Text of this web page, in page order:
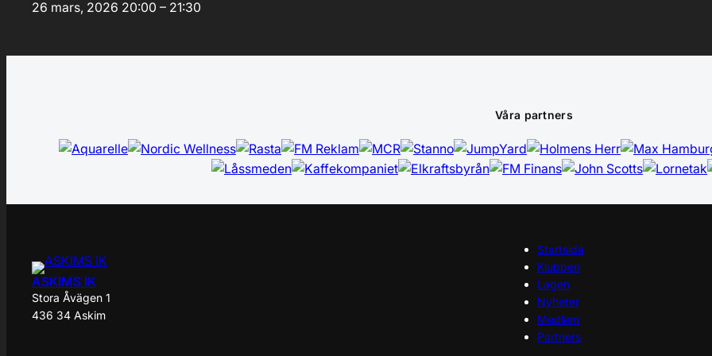
26 mars, 2026 20:00 – 21:30
Våra partners
ASKIMS IK
Stora Åvägen 1
436 34 Askim
Startsida
Klubben
Lagen
Nyheter
Medlem
Partners